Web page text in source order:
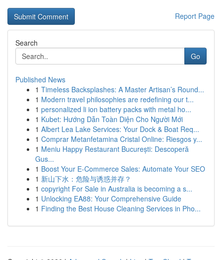
Report Page
Search
Go
Published News
1 Timeless Backsplashes: A Master Artisan’s Round...
1 Modern travel philosophies are redefining our t...
1 personalized li ion battery packs with metal ho...
1 Kubet: Hướng Dẫn Toàn Diện Cho Người Mới
1 Albert Lea Lake Services: Your Dock & Boat Req...
1 Comprar Metanfetamina Cristal Online: Riesgos y...
1 Meniu Happy Restaurant București: Descoperă
Gus...
1 Boost Your E-Commerce Sales: Automate Your SEO
1 新山下水：危险与诱惑并存？
1 copyright For Sale in Australia is becoming a s...
1 Unlocking EA88: Your Comprehensive Guide
1 Finding the Best House Cleaning Services in Pho...